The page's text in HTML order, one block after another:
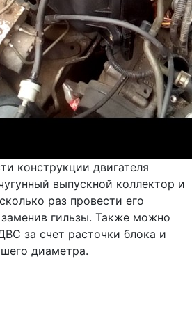
конструкции двигателя
выпускной коллектор и
раз провести его
гильзы. Также можно
за счет расточки блока и
диаметра.